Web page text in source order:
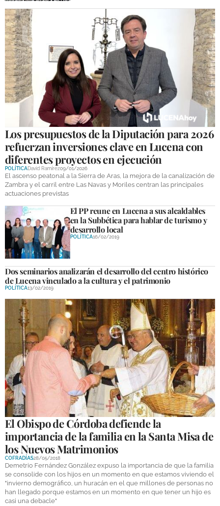
SALUD
OBRAS
NECROLÓGICAS
GALERÍAS
Los presupuestos de la Diputación para 2026
refuerzan inversiones clave en Lucena con
diferentes proyectos en ejecución
POLÍTICADavid Ramírez09/01/2026
El ascenso peatonal a la Sierra de Aras, la mejora de la canalización de
Zambra y el carril entre Las Navas y Moriles centran las principales
actuaciones previstas
El PP reune en Lucena a sus alcaldables
en la Subbética para hablar de turismo y
desarrollo local
POLÍTICA16/02/2019
Dos seminarios analizarán el desarrollo del centro histórico
de Lucena vinculado a la cultura y el patrimonio
POLÍTICA13/02/2019
El Obispo de Córdoba defiende la
importancia de la familia en la Santa Misa de
los Nuevos Matrimonios
COFRADÍAS28/05/2018
Demetrio Fernández González expuso la importancia de que la familia
se consolide con los hijos en un momento en que estamos viviendo el
"invierno demográfico, un huracán en el que millones de personas no
han llegado porque estamos en un momento en que tener un hijo es
casi una debacle"